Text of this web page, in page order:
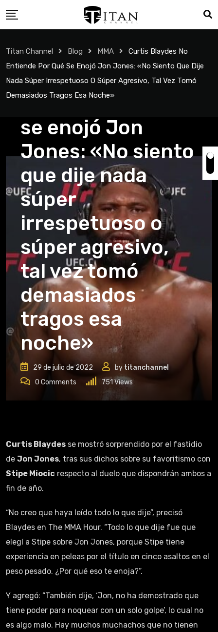
Titan Channel Blog MMA
Curtis Blaydes No
Entiende Por Qué Se Enojó Jon Jones: «No Siento Que Dije
Nada Súper Irrespetuoso O Súper Agresivo, Tal Vez Tomó
Demasiados Tragos Esa Noche»
MMA
Curtis Blaydes no
entiende por qué
se enojó Jon
Jones: «No siento
que dije nada
súper
irrespetuoso o
súper agresivo,
tal vez tomó
demasiados
tragos esa
noche»
29 de julio de 2022 by titanchannel
0 Comments 751Views
Curtis Blaydes se mostró sorprendido por el fastidio
de Jon Jones, tras sus dichos sobre su favoritismo con
Stipe Miocic respecto al duelo que dispondrán ambos a
fin de año.
“No creo que haya leído todo lo que dije”, precisó
Blaydes en The MMA Hour. “Todo lo que dije fue que
elegí a Stipe sobre Jon Jones, porque Stipe tiene
experiencia en peleas por el título en cinco asaltos en el
peso pesado. ¿Por qué eso te enoja?”.
Y agregó: “También dije, ‘Jon, no ha demostrado que
tiene poder para noquear con un solo golpe’, lo cual no
es algo malo. Hay muchos muchachos que no tienen